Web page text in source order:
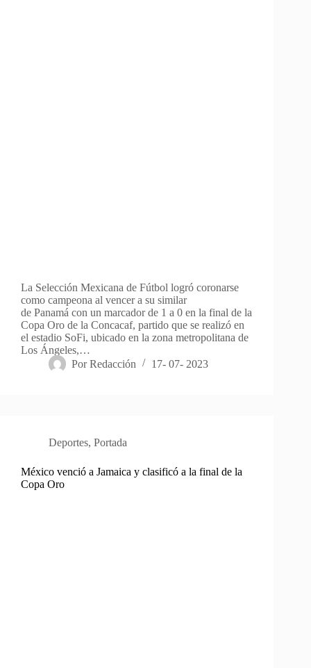
La Selección Mexicana de Fútbol logró coronarse
como campeona al vencer a su similar
de Panamá con un marcador de 1 a 0 en la final de la
Copa Oro de la Concacaf, partido que se realizó en
el estadio SoFi, ubicado en la zona metropolitana de
Los Ángeles,…
Por Redacción 17- 07- 2023
Deportes, Portada
México venció a Jamaica y clasificó a la final de la
Copa Oro